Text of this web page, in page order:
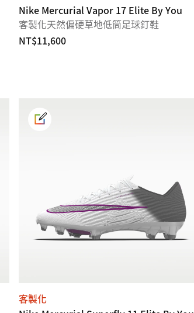
Nike Mercurial Vapor 17 Elite By You
客製化天然偏硬草地低筒足球釘鞋
NT$11,600
客製化